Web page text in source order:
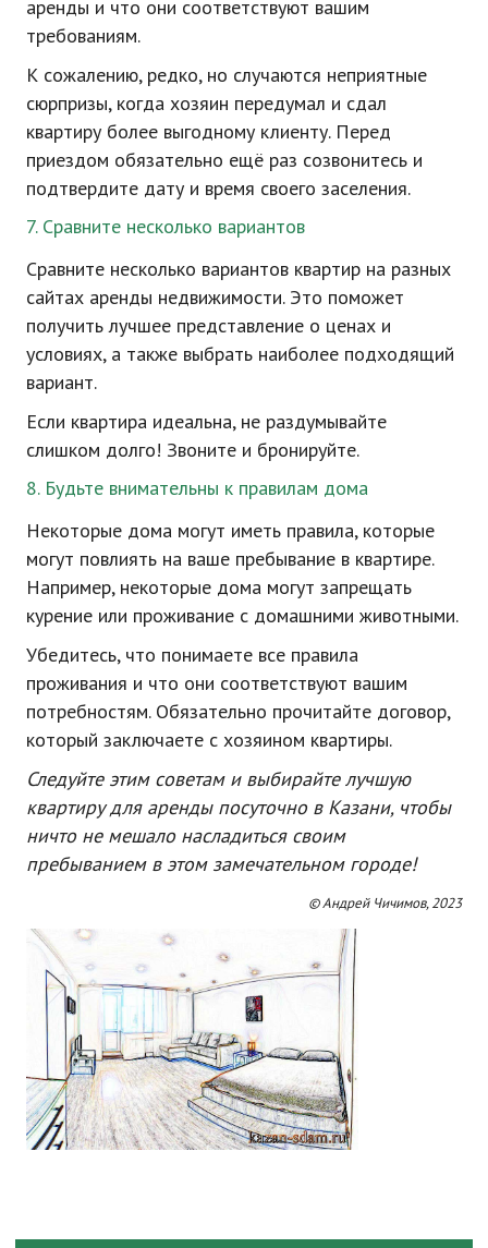
аренды и что они соответствуют вашим
требованиям.
К сожалению, редко, но случаются неприятные
сюрпризы, когда хозяин передумал и сдал
квартиру более выгодному клиенту. Перед
приездом обязательно ещё раз созвонитесь и
подтвердите дату и время своего заселения.
7. Сравните несколько вариантов
Сравните несколько вариантов квартир на разных
сайтах аренды недвижимости. Это поможет
получить лучшее представление о ценах и
условиях, а также выбрать наиболее подходящий
вариант.
Если квартира идеальна, не раздумывайте
слишком долго! Звоните и бронируйте.
8. Будьте внимательны к правилам дома
Некоторые дома могут иметь правила, которые
могут повлиять на ваше пребывание в квартире.
Например, некоторые дома могут запрещать
курение или проживание с домашними животными.
Убедитесь, что понимаете все правила
проживания и что они соответствуют вашим
потребностям. Обязательно прочитайте договор,
который заключаете с хозяином квартиры.
Следуйте этим советам и выбирайте лучшую
квартиру для аренды посуточно в Казани, чтобы
ничто не мешало насладиться своим
пребыванием в этом замечательном городе!
© Андрей Чичимов, 2023